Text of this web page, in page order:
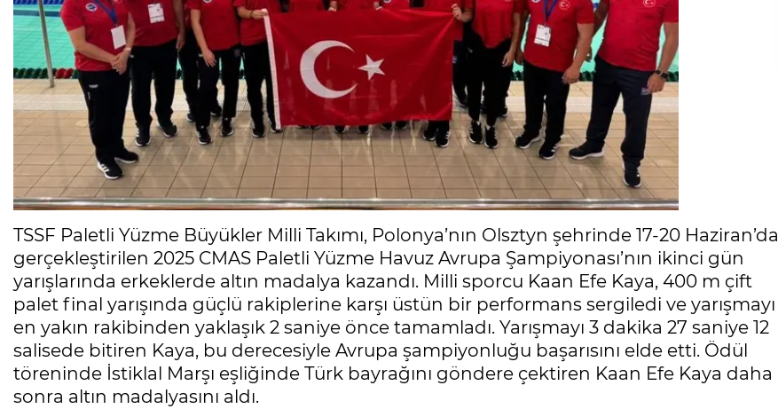
TSSF Paletli Yüzme Büyükler Milli Takımı, Polonya’nın Olsztyn şehrinde 17-20 Haziran’da
gerçekleştirilen 2025 CMAS Paletli Yüzme Havuz Avrupa Şampiyonası’nın ikinci gün
yarışlarında erkeklerde altın madalya kazandı. Milli sporcu Kaan Efe Kaya, 400 m çift
palet final yarışında güçlü rakiplerine karşı üstün bir performans sergiledi ve yarışmayı
en yakın rakibinden yaklaşık 2 saniye önce tamamladı. Yarışmayı 3 dakika 27 saniye 12
salisede bitiren Kaya, bu derecesiyle Avrupa şampiyonluğu başarısını elde etti. Ödül
töreninde İstiklal Marşı eşliğinde Türk bayrağını göndere çektiren Kaan Efe Kaya daha
sonra altın madalyasını aldı.